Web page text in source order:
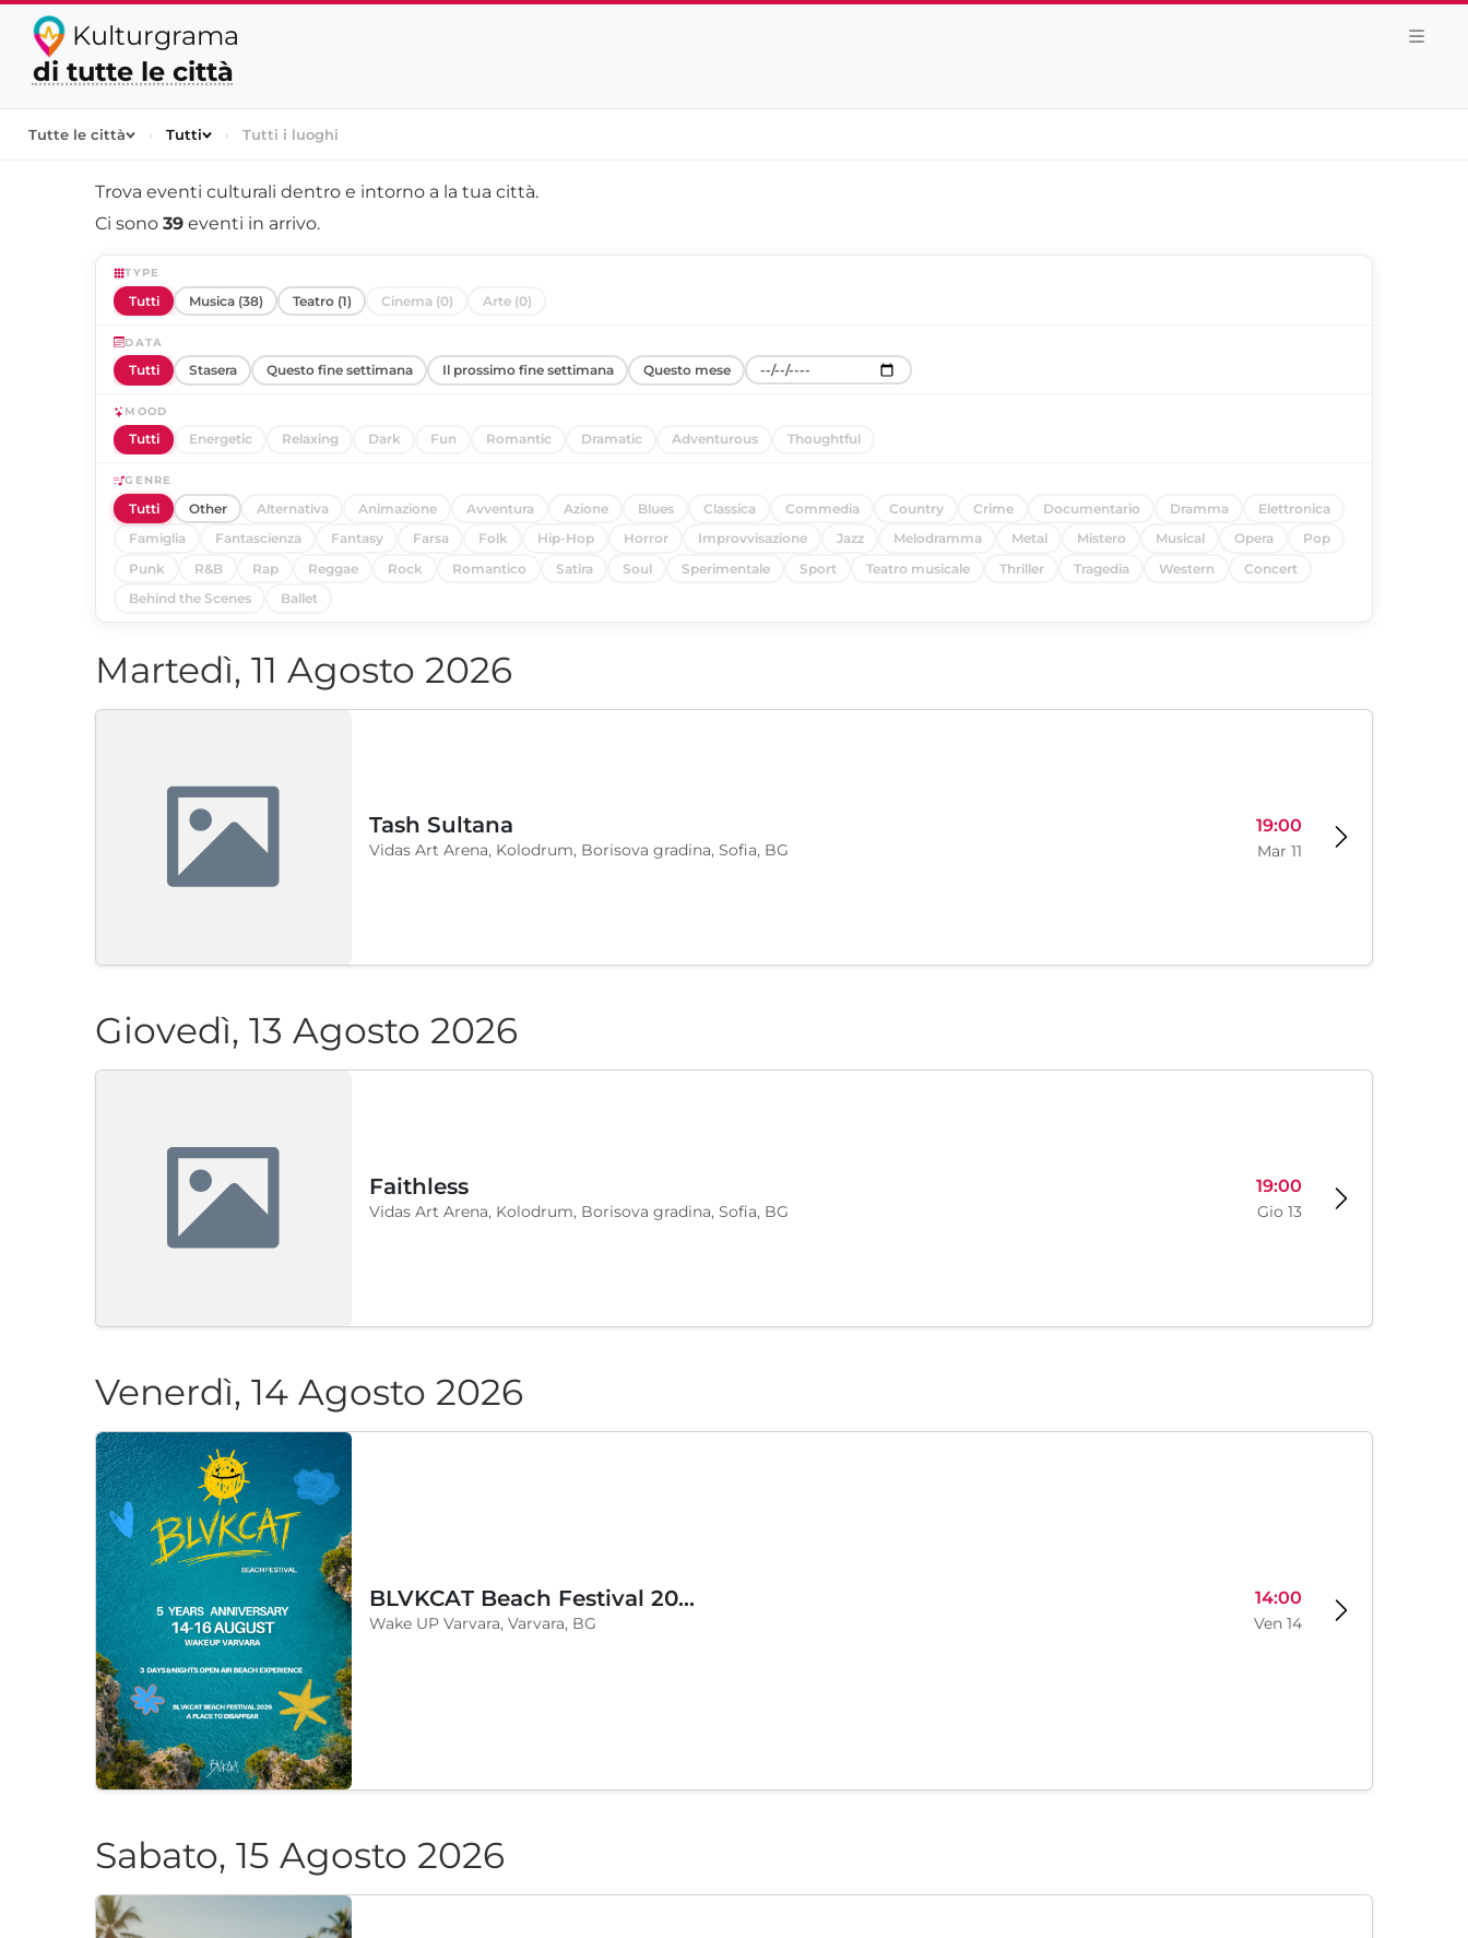
Kulturgrama
di tutte le città
Tutte le città › Tutti › Tutti i luoghi
Trova eventi culturali dentro e intorno a la tua città.
Ci sono 39 eventi in arrivo.
TYPE
Tutti Musica (38) Teatro (1) Cinema (0) Arte (0)
DATA
Tutti Stasera Questo fine settimana Il prossimo fine settimana Questo mese
MOOD
Tutti Energetic Relaxing Dark Fun Romantic Dramatic Adventurous Thoughtful
GENRE
Tutti Other Alternativa Animazione Avventura Azione Blues Classica Commedia Country Crime Documentario Dramma
Elettronica
Famiglia
Fantascienza Fantasy Farsa Folk Hip-Hop Horror Improvvisazione Jazz Melodramma Metal Mistero Musical Opera
Pop
Punk
R&B Rap Reggae Rock Romantico Satira Soul Sperimentale Sport Teatro musicale Thriller Tragedia Western
Concert
Behind the Scenes
Ballet
Martedì, 11 Agosto 2026
Tash Sultana
Vidas Art Arena, Kolodrum, Borisova gradina, Sofia, BG
19:00
Mar 11
Giovedì, 13 Agosto 2026
Faithless
Vidas Art Arena, Kolodrum, Borisova gradina, Sofia, BG
19:00
Gio 13
Venerdì, 14 Agosto 2026
BLVKCAT Beach Festival 2026, Wake up Varvara
Wake UP Varvara, Varvara, BG
14:00
Ven 14
Sabato, 15 Agosto 2026